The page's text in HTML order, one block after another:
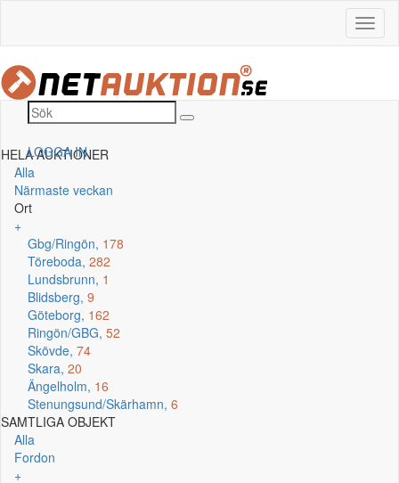
LOGGA IN
HELA AUKTIONER
Alla
Närmaste veckan
Ort
+
Gbg/Ringön, 178
Töreboda, 282
Lundsbrunn, 1
Blidsberg, 9
Göteborg, 162
Ringön/GBG, 52
Skövde, 74
Skara, 20
Ängelholm, 16
Stenungsund/Skärhamn, 6
SAMTLIGA OBJEKT
Alla
Fordon
+